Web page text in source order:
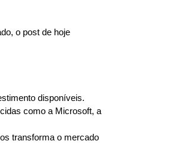
o post de hoje
disponíveis.
como a Microsoft, a
transforma o mercado